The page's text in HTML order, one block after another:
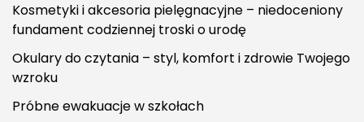
Kosmetyki i akcesoria pielęgnacyjne – niedoceniony
fundament codziennej troski o urodę
Okulary do czytania – styl, komfort i zdrowie Twojego
wzroku
Próbne ewakuacje w szkołach